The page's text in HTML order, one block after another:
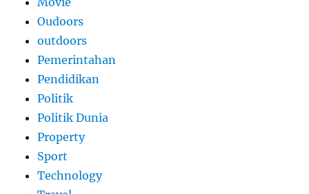
Oudoors
outdoors
Pemerintahan
Pendidikan
Politik
Politik Dunia
Property
Sport
Technology